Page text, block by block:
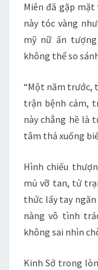
Miên đã gặp mặt
này tóc vàng
mỹ nữ ấn
không thể so
“Một năm trước,
trận bệnh cảm,
này chẳng hề là
tâm thả xuống
Hình chiếu
mủ vỡ tan, tử
thức lấy tay
nàng vô tình
không sai nhìn
Kinh Sở trong